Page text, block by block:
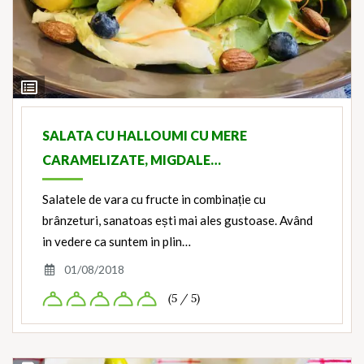
View
Ingredients
SALATA CU HALLOUMI CU MERE
CARAMELIZATE, MIGDALE…
Salatele de vara cu fructe in combinație cu
brânzeturi, sanatoas ești mai ales gustoase. Având
in vedere ca suntem in plin…
01/08/2018
(5 / 5)